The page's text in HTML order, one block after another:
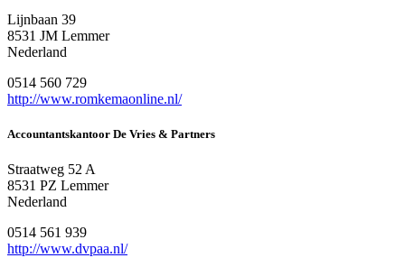
Lijnbaan 39
8531 JM Lemmer
Nederland
0514 560 729
http://www.romkemaonline.nl/
Accountantskantoor De Vries & Partners
Straatweg 52 A
8531 PZ Lemmer
Nederland
0514 561 939
http://www.dvpaa.nl/